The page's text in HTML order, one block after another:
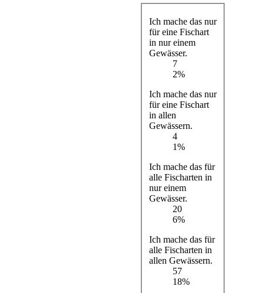
Ich mache das nur
für eine Fischart
in nur einem
Gewässer.
7
2%
Ich mache das nur
für eine Fischart
in allen
Gewässern.
4
1%
Ich mache das für
alle Fischarten in
nur einem
Gewässer.
20
6%
Ich mache das für
alle Fischarten in
allen Gewässern.
57
18%